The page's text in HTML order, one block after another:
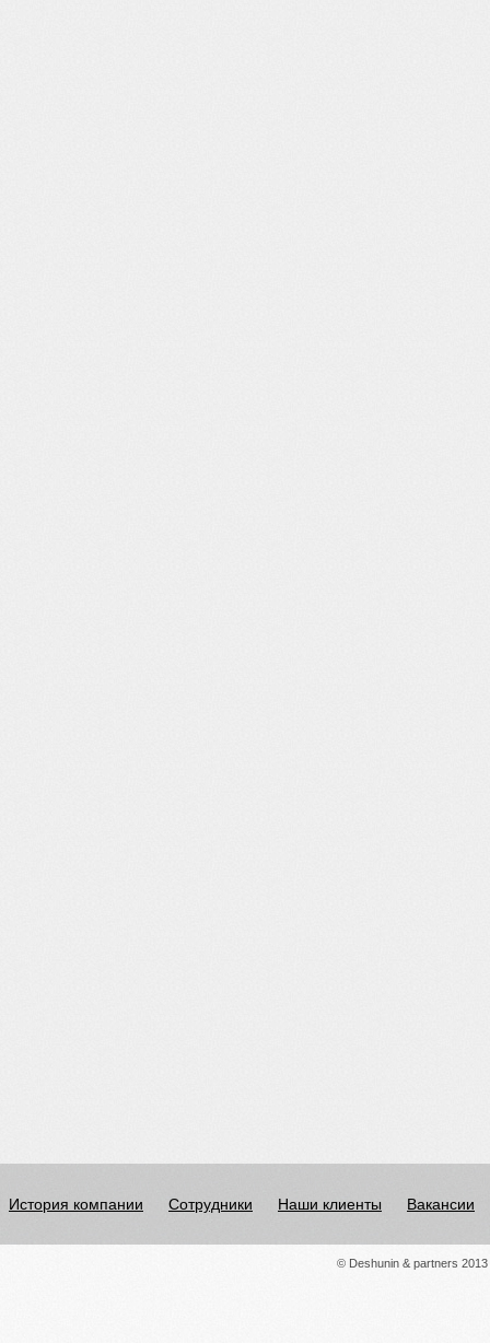
История компании Сотрудники Наши клиенты Вакансии
© Deshunin & partners 2013